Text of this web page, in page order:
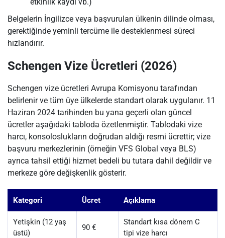
Belgelerin İngilizce veya başvurulan ülkenin dilinde olması,
gerektiğinde yeminli tercüme ile desteklenmesi süreci
hızlandırır.
Schengen Vize Ücretleri (2026)
Schengen vize ücretleri Avrupa Komisyonu tarafından
belirlenir ve tüm üye ülkelerde standart olarak uygulanır. 11
Haziran 2024 tarihinden bu yana geçerli olan güncel
ücretler aşağıdaki tabloda özetlenmiştir. Tablodaki vize
harcı, konsoloslukların doğrudan aldığı resmi ücrettir; vize
başvuru merkezlerinin (örneğin VFS Global veya BLS)
ayrıca tahsil ettiği hizmet bedeli bu tutara dahil değildir ve
merkeze göre değişkenlik gösterir.
Kategori Ücret Açıklama
Yetişkin (12 yaş
üstü)
90 €
Standart kısa dönem C
tipi vize harcı